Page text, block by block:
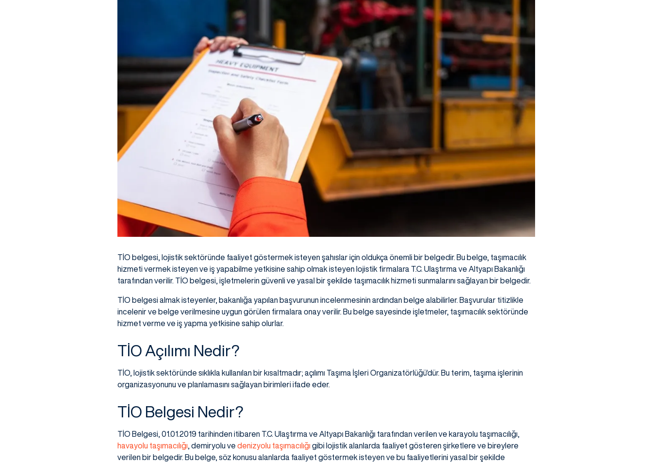
TİO belgesi, lojistik sektöründe faaliyet göstermek isteyen şahıslar için oldukça önemli bir belgedir. Bu belge, taşımacılık
hizmeti vermek isteyen ve iş yapabilme yetkisine sahip olmak isteyen lojistik firmalara T.C. Ulaştırma ve Altyapı Bakanlığı
tarafından verilir. TİO belgesi, işletmelerin güvenli ve yasal bir şekilde taşımacılık hizmeti sunmalarını sağlayan bir belgedir.
TİO belgesi almak isteyenler, bakanlığa yapılan başvurunun incelenmesinin ardından belge alabilirler. Başvurular titizlikle
incelenir ve belge verilmesine uygun görülen firmalara onay verilir. Bu belge sayesinde işletmeler, taşımacılık sektöründe
hizmet verme ve iş yapma yetkisine sahip olurlar.
TİO Açılımı Nedir?
TİO, lojistik sektöründe sıklıkla kullanılan bir kısaltmadır; açılımı Taşıma İşleri Organizatörlüğü'dür. Bu terim, taşıma işlerinin
organizasyonunu ve planlamasını sağlayan birimleri ifade eder.
TİO Belgesi Nedir?
TİO Belgesi, 01.01.2019 tarihinden itibaren T.C. Ulaştırma ve Altyapı Bakanlığı tarafından verilen ve karayolu taşımacılığı,
havayolu taşımacılığı, demiryolu ve denizyolu taşımacılığı gibi lojistik alanlarda faaliyet gösteren şirketlere ve bireylere
verilen bir belgedir. Bu belge, söz konusu alanlarda faaliyet göstermek isteyen ve bu faaliyetlerini yasal bir şekilde